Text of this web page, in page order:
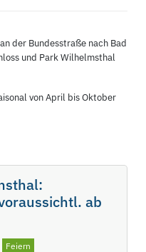
der Bundesstraße nach Bad
und Park Wilhelmsthal
von April bis Oktober
ab
Feiern